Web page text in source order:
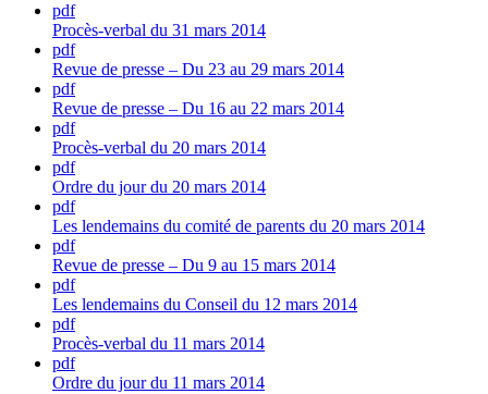
pdf
Procès-verbal du 31 mars 2014
pdf
Revue de presse – Du 23 au 29 mars 2014
pdf
Revue de presse – Du 16 au 22 mars 2014
pdf
Procès-verbal du 20 mars 2014
pdf
Ordre du jour du 20 mars 2014
pdf
Les lendemains du comité de parents du 20 mars 2014
pdf
Revue de presse – Du 9 au 15 mars 2014
pdf
Les lendemains du Conseil du 12 mars 2014
pdf
Procès-verbal du 11 mars 2014
pdf
Ordre du jour du 11 mars 2014